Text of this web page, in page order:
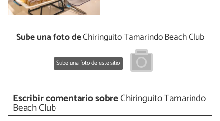
Sube una foto deChiringuito Tamarindo Beach Club
Sube una foto de este sitio
Escribir comentario sobreChiringuito Tamarindo
Beach Club